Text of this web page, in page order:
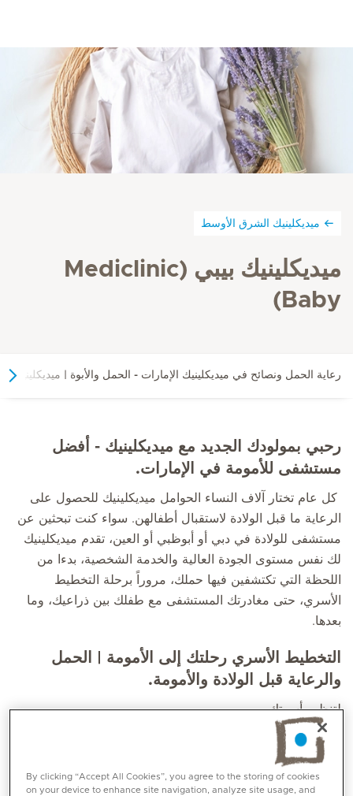
ميديكلينيك الشرق الأوسط
ميديكلينيك بيبي (Mediclinic
Baby)
رعاية الحمل ونصائح في ميديكلينيك الإمارات - الحمل والأبوة | ميديكلينيك
رحبي بمولودك الجديد مع ميديكلينيك - أفضل
مستشفى للأمومة في الإمارات.
كل عام تختار آلاف النساء الحوامل ميديكلينيك للحصول على
الرعاية ما قبل الولادة لاستقبال أطفالهن. سواء كنت تبحثين عن
مستشفى للولادة في دبي أو أبوظبي أو العين، تقدم ميديكلينيك
لك نفس مستوى الجودة العالية والخدمة الشخصية، بدءا من
اللحظة التي تكتشفين فيها حملك، مروراً برحلة التخطيط
الأسري، حتى مغادرتك المستشفى مع طفلك بين ذراعيك، وما
بعدها.
التخطيط الأسري رحلتك إلى الأمومة | الحمل
والرعاية قبل الولادة والأمومة.
لتنظيم أسرتك
في ميديكلينيك، نقدم خدمات
لمساعدتك على اتخاذ قرارات واضحة بشأن صحتك الإنجابية. بدءًا
من وسائل منع الحمل إلى استشارات ما قبل الحمل، ندعم
By clicking “Accept All Cookies”, you agree to the storing of cookies
on your device to enhance site navigation, analyze site usage, and